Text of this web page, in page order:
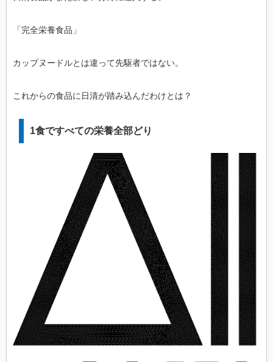
「完全栄養食品」
カップヌードルとは違って先駆者ではない。
これからの食品に日清が踏み込んだわけとは？
1食ですべての栄養全部どり